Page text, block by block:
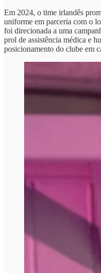
Em 2024, o time irlandês
uniforme em parceria com o
foi direcionada a uma
prol de assistência médica e
posicionamento do clube em